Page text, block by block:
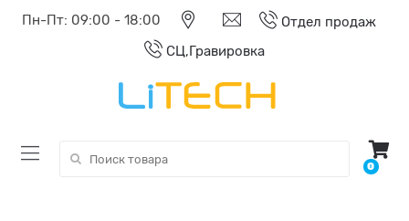
Пн-Пт: 09:00 - 18:00
Отдел продаж
СЦ,Гравировка
Поиск:
0